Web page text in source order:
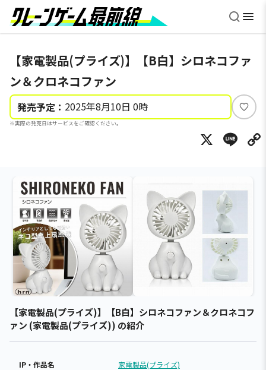
【家電製品(プライズ)】【B白】シロネコファ
ン＆クロネコファン
発売予定： 2025年8月10日 0時
※実際の発売日はサービスをご確認ください。
い
ね
X
【家電製品(プライズ)】【B白】シロネコファン＆クロネコフ
ァン (家電製品(プライズ)) の紹介
IP・作品名 家電製品(プライズ)